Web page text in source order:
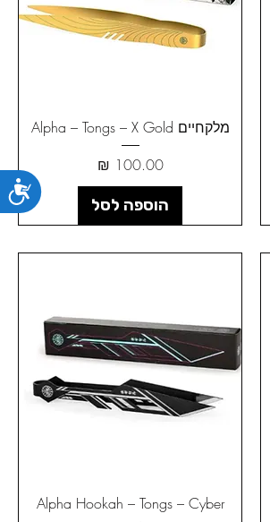
מלקחיים Alpha – Tongs – X Gold
מחיר‏100.00 ‏₪
הוספה לסל
Alpha Hookah – Tongs – Cyber